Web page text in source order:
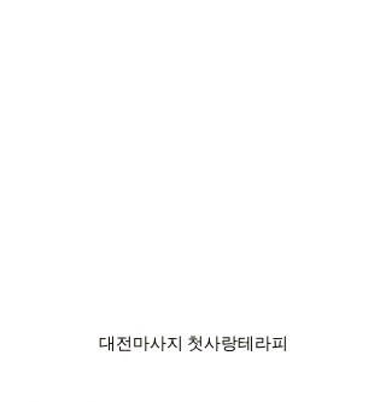
대전마사지 첫사랑테라피